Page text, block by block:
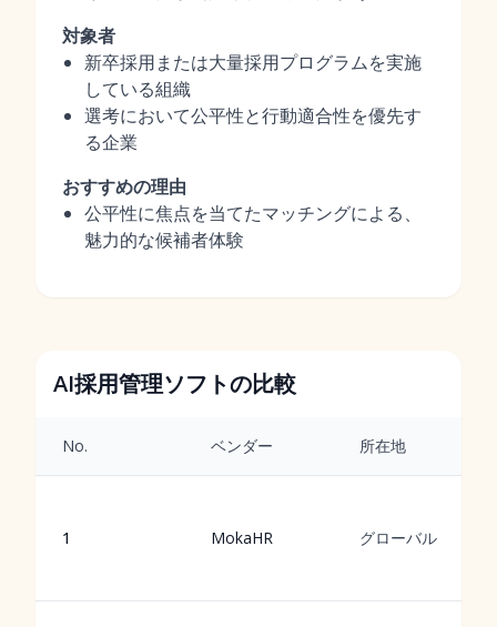
対象者
新卒採用または大量採用プログラムを実施
している組織
選考において公平性と行動適合性を優先す
る企業
おすすめの理由
公平性に焦点を当てたマッチングによる、
魅力的な候補者体験
AI採用管理ソフトの比較
No. ベンダー 所在地
1 MokaHR グローバル